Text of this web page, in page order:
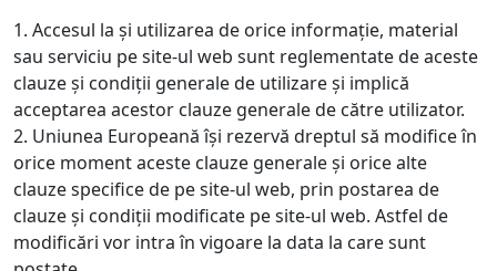
1. Accesul la și utilizarea de orice informație, material
sau serviciu pe site-ul web sunt reglementate de aceste
clauze și condiții generale de utilizare și implică
acceptarea acestor clauze generale de către utilizator.
2. Uniunea Europeană își rezervă dreptul să modifice în
orice moment aceste clauze generale și orice alte
clauze specifice de pe site-ul web, prin postarea de
clauze și condiții modificate pe site-ul web. Astfel de
modificări vor intra în vigoare la data la care sunt